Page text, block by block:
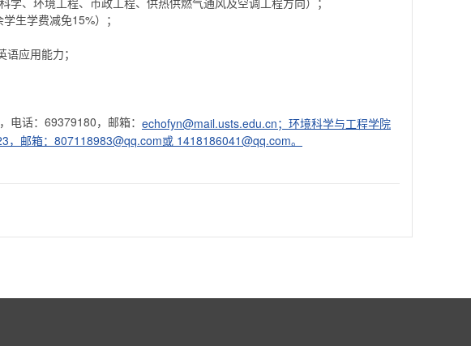
生学费减免15%）；
应用能力；
电话：69379180，邮箱： echofyn@mail.usts.edu.cn；环境科学与工程学院
邮箱： 807118983@qq.com或 1418186041@qq.com。